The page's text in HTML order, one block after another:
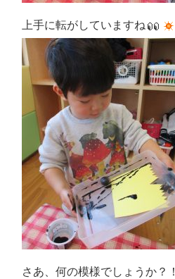
上手に転がしていますね
さあ、何の模様でしょうか？！